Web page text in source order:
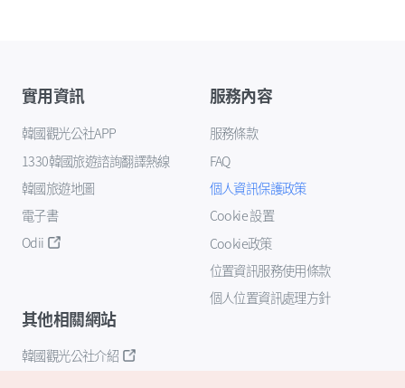
實用資訊
韓國觀光公社APP
1330韓國旅遊諮詢翻譯熱線
韓國旅遊地圖
電子書
Odii
服務內容
服務條款
FAQ
個人資訊保護政策
Cookie 設置
Cookie政策
位置資訊服務使用條款
個人位置資訊處理方針
其他相關網站
韓國觀光公社介紹